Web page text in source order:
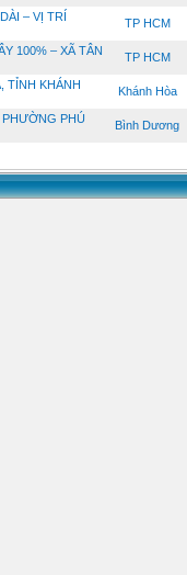
– VỊ TRÍ
TP HCM
100% – XÃ TÂN
TP HCM
TỈNH KHÁNH
Khánh Hòa
PHÚ
Bình Dương